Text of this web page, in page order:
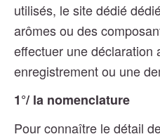
utilisés, le site dédié
arômes ou des
effectuer une déclaration
enregistrement ou une
1°/ la nomenclature
Pour connaître le détail